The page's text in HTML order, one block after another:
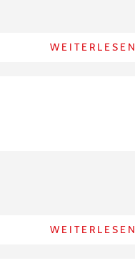
WEITERLESEN
WEITERLESEN